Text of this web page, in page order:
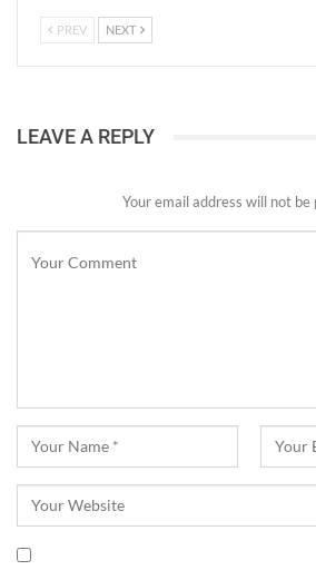
PREV NEXT
LEAVE A REPLY
Your email address will not be